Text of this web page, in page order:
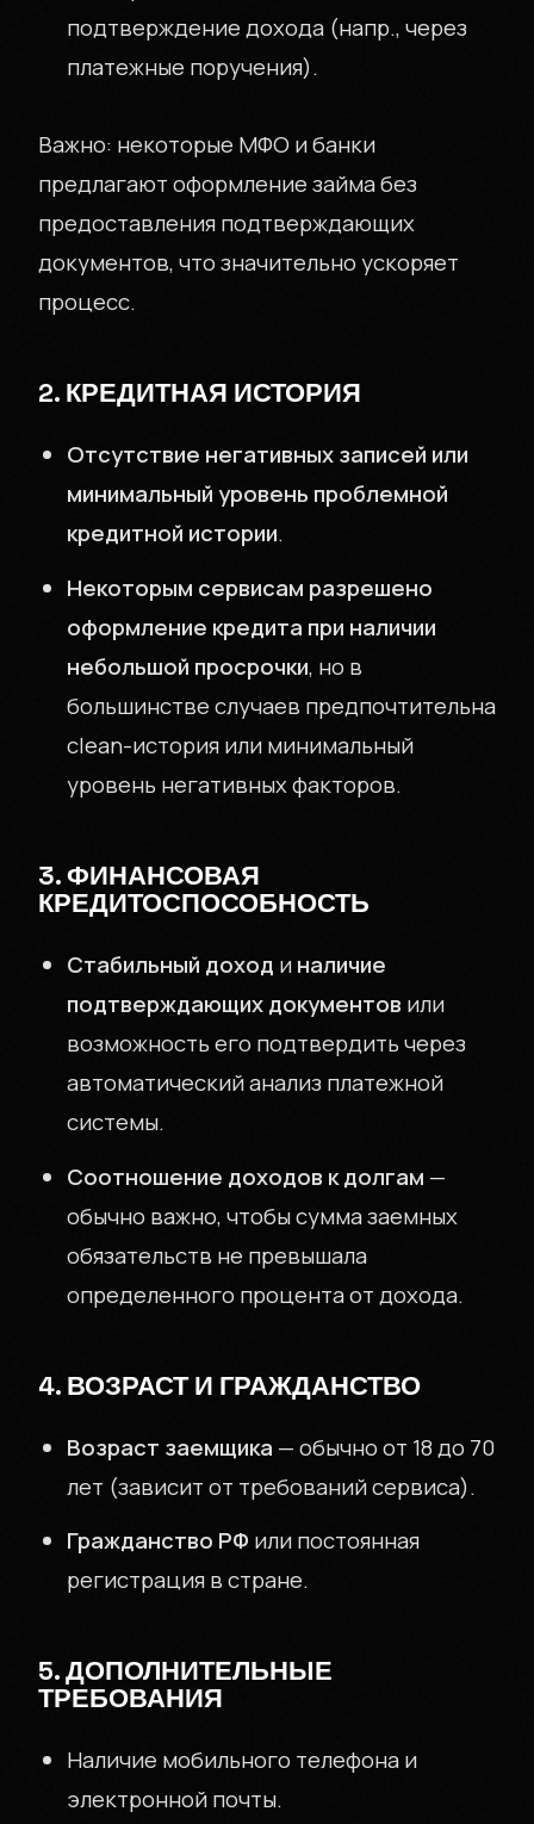
подтверждение дохода (напр., через
платежные поручения).
Важно: некоторые МФО и банки
предлагают оформление займа без
предоставления подтверждающих
документов, что значительно ускоряет
процесс.
2. КРЕДИТНАЯ ИСТОРИЯ
Отсутствие негативных записей или
минимальный уровень проблемной
кредитной истории.
Некоторым сервисам разрешено
оформление кредита при наличии
небольшой просрочки, но в
большинстве случаев предпочтительна
clean-история или минимальный
уровень негативных факторов.
3. ФИНАНСОВАЯ
КРЕДИТОСПОСОБНОСТЬ
Стабильный доход иналичие
подтверждающих документов или
возможность его подтвердить через
автоматический анализ платежной
системы.
Соотношение доходов к долгам —
обычно важно, чтобы сумма заемных
обязательств не превышала
определенного процента от дохода.
4. ВОЗРАСТ И ГРАЖДАНСТВО
Возраст заемщика — обычно от 18 до 70
лет (зависит от требований сервиса).
Гражданство РФ или постоянная
регистрация в стране.
5. ДОПОЛНИТЕЛЬНЫЕ
ТРЕБОВАНИЯ
Наличие мобильного телефона и
электронной почты.